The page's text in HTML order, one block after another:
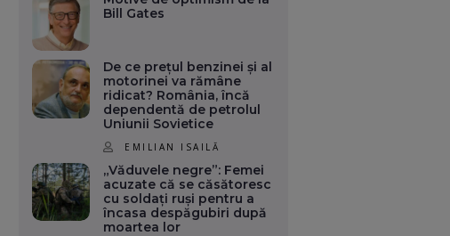
Bill Gates
De ce prețul benzinei și al
motorinei va rămâne
ridicat? România, încă
dependentă de petrolul
Uniunii Sovietice
EMILIAN ISAILĂ
„Văduvele negre”: Femei
acuzate că se căsătoresc
cu soldați ruși pentru a
încasa despăgubiri după
moartea lor